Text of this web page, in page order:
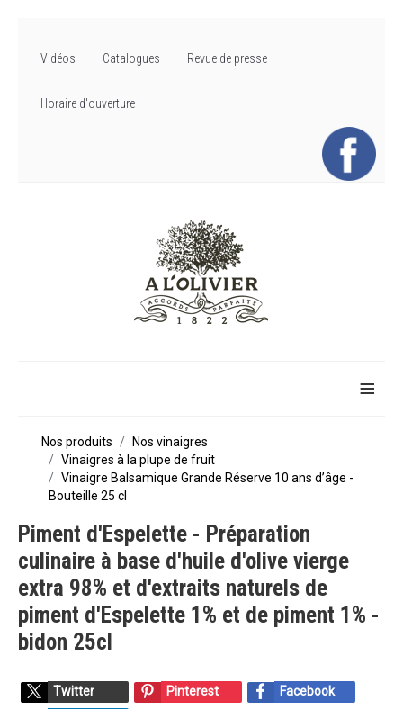
Vidéos Catalogues Revue de presse
Horaire d'ouverture
≡
Nos produits
Nos vinaigres
Vinaigres à la plupe de fruit
Vinaigre Balsamique Grande Réserve 10 ans d’âge -
Bouteille 25 cl
Piment d'Espelette - Préparation
culinaire à base d'huile d'olive vierge
extra 98% et d'extraits naturels de
piment d'Espelette 1% et de piment 1% -
bidon 25cl
Twitter Pinterest
Facebook